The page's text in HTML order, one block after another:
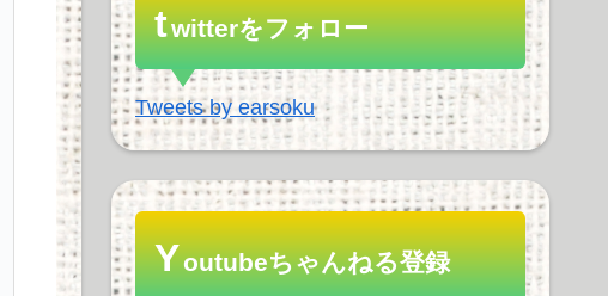
twitterをフォロー
Tweets by earsoku
Youtubeちゃんねる登録